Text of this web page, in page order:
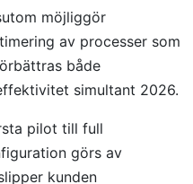
möjliggör
av processer som
både
simultant 2026.
pilot till full
görs av
kunden